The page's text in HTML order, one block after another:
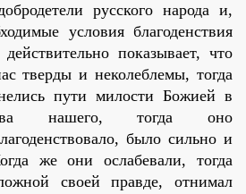
русского народа и,
условия благоденствия
показывает, что
тверды и неколеблемы, тогда
пути милости Божией в
нашего, тогда оно
было сильно и
же они ослабевали, тогда
своей правде, отнимал